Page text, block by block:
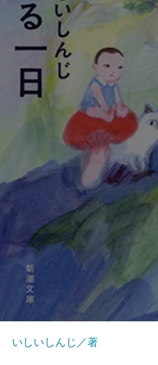
いしいしんじ／著